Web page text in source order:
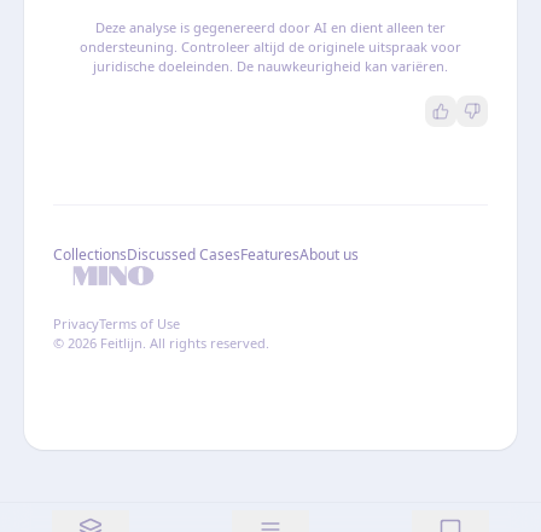
Deze analyse is gegenereerd door AI en dient alleen ter
ondersteuning. Controleer altijd de originele uitspraak voor
juridische doeleinden. De nauwkeurigheid kan variëren.
CollectionsDiscussed CasesFeaturesAbout us
PrivacyTerms of Use
© 2026 Feitlijn. All rights reserved.